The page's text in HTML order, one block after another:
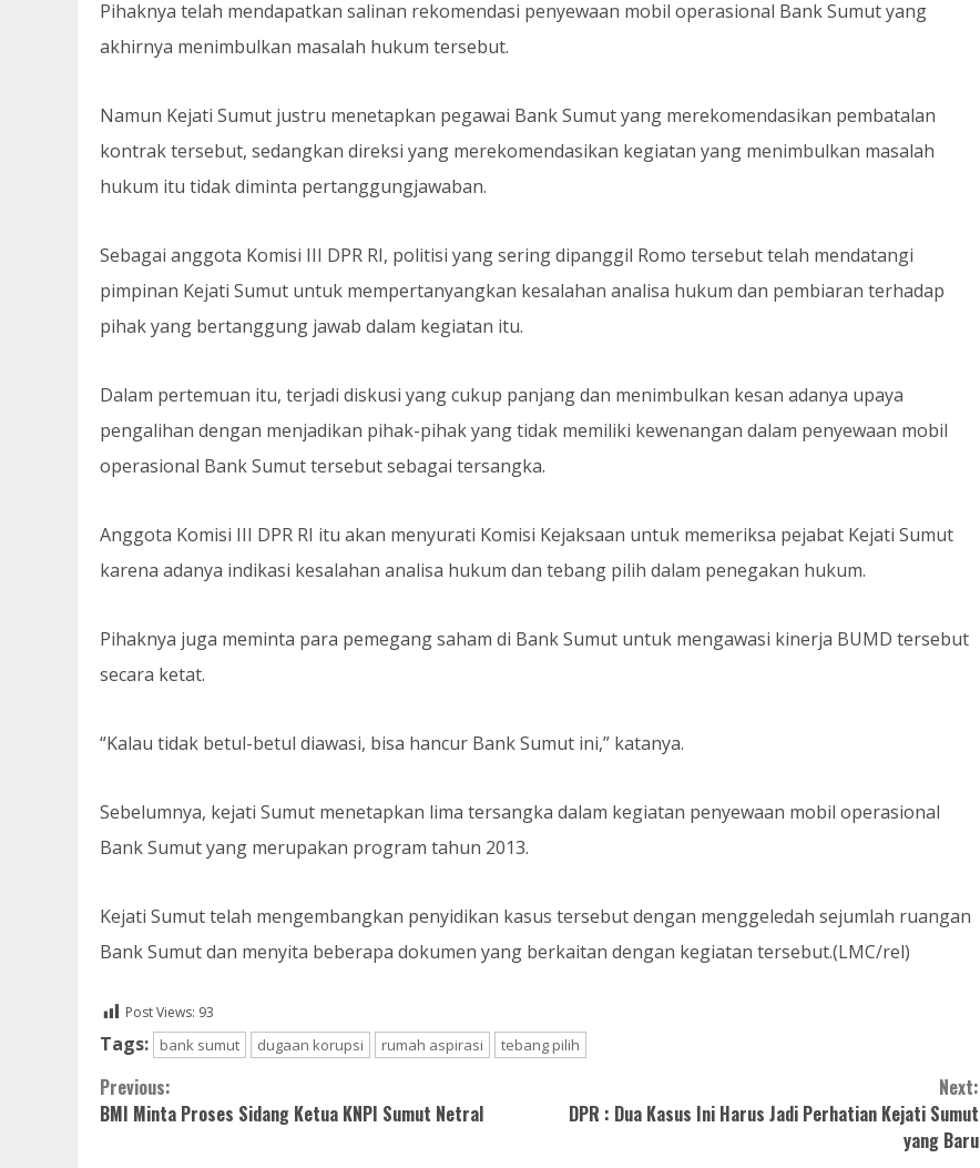
Pihaknya telah mendapatkan salinan rekomendasi penyewaan mobil operasional Bank Sumut yang
akhirnya menimbulkan masalah hukum tersebut.
Namun Kejati Sumut justru menetapkan pegawai Bank Sumut yang merekomendasikan pembatalan
kontrak tersebut, sedangkan direksi yang merekomendasikan kegiatan yang menimbulkan masalah
hukum itu tidak diminta pertanggungjawaban.
Sebagai anggota Komisi III DPR RI, politisi yang sering dipanggil Romo tersebut telah mendatangi
pimpinan Kejati Sumut untuk mempertanyangkan kesalahan analisa hukum dan pembiaran terhadap
pihak yang bertanggung jawab dalam kegiatan itu.
Dalam pertemuan itu, terjadi diskusi yang cukup panjang dan menimbulkan kesan adanya upaya
pengalihan dengan menjadikan pihak-pihak yang tidak memiliki kewenangan dalam penyewaan mobil
operasional Bank Sumut tersebut sebagai tersangka.
Anggota Komisi III DPR RI itu akan menyurati Komisi Kejaksaan untuk memeriksa pejabat Kejati Sumut
karena adanya indikasi kesalahan analisa hukum dan tebang pilih dalam penegakan hukum.
Pihaknya juga meminta para pemegang saham di Bank Sumut untuk mengawasi kinerja BUMD tersebut
secara ketat.
“Kalau tidak betul-betul diawasi, bisa hancur Bank Sumut ini,” katanya.
Sebelumnya, kejati Sumut menetapkan lima tersangka dalam kegiatan penyewaan mobil operasional
Bank Sumut yang merupakan program tahun 2013.
Kejati Sumut telah mengembangkan penyidikan kasus tersebut dengan menggeledah sejumlah ruangan
Bank Sumut dan menyita beberapa dokumen yang berkaitan dengan kegiatan tersebut.(LMC/rel)
Post Views: 93
Tags: bank sumut dugaan korupsi rumah aspirasi tebang pilih
Continue
Reading
Previous:
BMI Minta Proses Sidang Ketua KNPI Sumut Netral
Next:
DPR : Dua Kasus Ini Harus Jadi Perhatian Kejati Sumut
yang Baru